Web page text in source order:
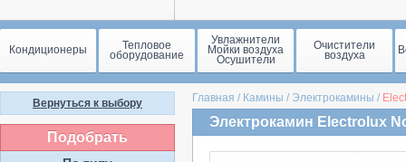
Кондиционеры Тепловое
оборудование
Увлажнители
Мойки воздуха
Осушители
Очистители
воздуха
Главная / Камины / Электрокамины /
Электрокамин Electrolux
Вернуться к выбору
Подобрать